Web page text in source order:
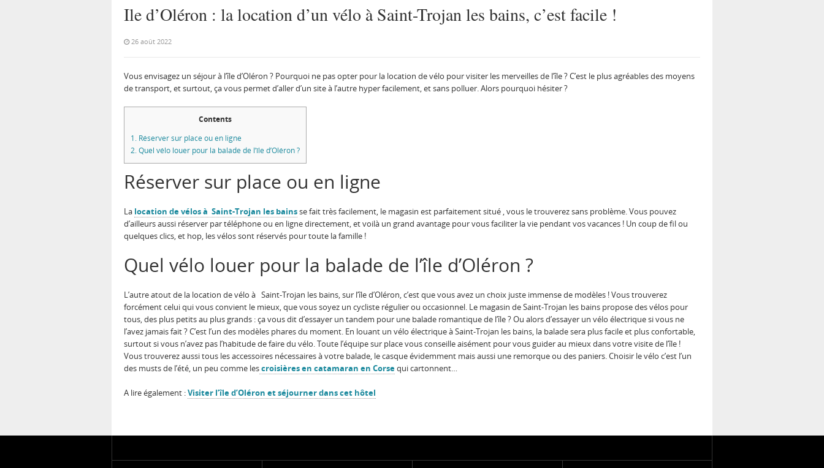
Ile d’Oléron : la location d’un vélo à Saint-Trojan les bains, c’est facile !
26 août 2022
Vous envisagez un séjour à l’île d’Oléron ? Pourquoi ne pas opter pour la location de vélo pour visiter les merveilles de l’île ? C’est le plus agréables des moyens
de transport, et surtout, ça vous permet d’aller d’un site à l’autre hyper facilement, et sans polluer. Alors pourquoi hésiter ?
Contents
1. Réserver sur place ou en ligne
2.Quel vélo louer pour la balade de l’île d’Oléron ?
Réserver sur place ou en ligne
La location de vélos à Saint-Trojan les bainsse fait très facilement, le magasin est parfaitement situé , vous le trouverez sans problème. Vous pouvez
d’ailleurs aussi réserver par téléphone ou en ligne directement, et voilà un grand avantage pour vous faciliter la vie pendant vos vacances ! Un coup de fil ou
quelques clics, et hop, les vélos sont réservés pour toute la famille !
Quel vélo louer pour la balade de l’île d’Oléron ?
L’autre atout de la location de vélo à Saint-Trojan les bains, sur l’île d’Oléron, c’est que vous avez un choix juste immense de modèles ! Vous trouverez
forcément celui qui vous convient le mieux, que vous soyez un cycliste régulier ou occasionnel. Le magasin de Saint-Trojan les bains propose des vélos pour
tous, des plus petits au plus grands : ça vous dit d’essayer un tandem pour une balade romantique de l’île ? Ou alors d’essayer un vélo électrique si vous ne
l’avez jamais fait ? C’est l’un des modèles phares du moment. En louant un vélo électrique à Saint-Trojan les bains, la balade sera plus facile et plus confortable,
surtout si vous n’avez pas l’habitude de faire du vélo. Toute l’équipe sur place vous conseille aisément pour vous guider au mieux dans votre visite de l’île !
Vous trouverez aussi tous les accessoires nécessaires à votre balade, le casque évidemment mais aussi une remorque ou des paniers. Choisir le vélo c’est l’un
des musts de l’été, un peu comme lescroisières en catamaran en Corsequi cartonnent…
A lire également :Visiter l’île d’Oléron et séjourner dans cet hôtel